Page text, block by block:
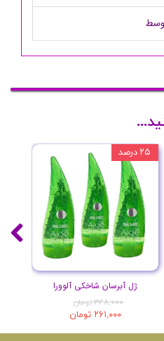
ژل آبرسان شاخکی آلوورا
۳۴۸,۰۰۰ تومان
۲۶۱,۰۰۰ تومان
۲۵ درصد